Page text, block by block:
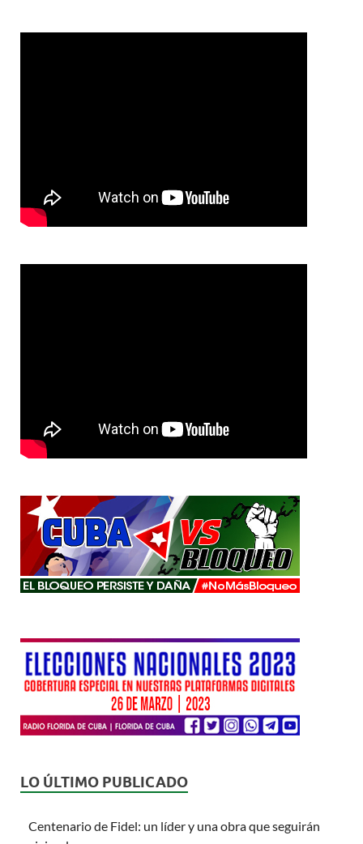
LO ÚLTIMO PUBLICADO
Centenario de Fidel: un líder y una obra que seguirán